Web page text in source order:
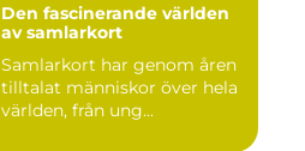
Den fascinerande världen
av samlarkort
Samlarkort har genom åren
tilltalat människor över hela
världen, från ung...